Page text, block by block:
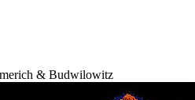
& Budwilowitz